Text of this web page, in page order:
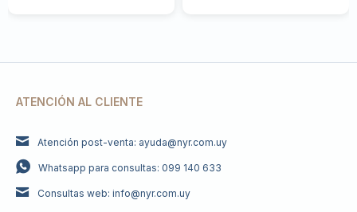
ATENCIÓN AL CLIENTE
Atención post-venta: ayuda@nyr.com.uy
Whatsapp para consultas: 099 140 633
Consultas web: info@nyr.com.uy